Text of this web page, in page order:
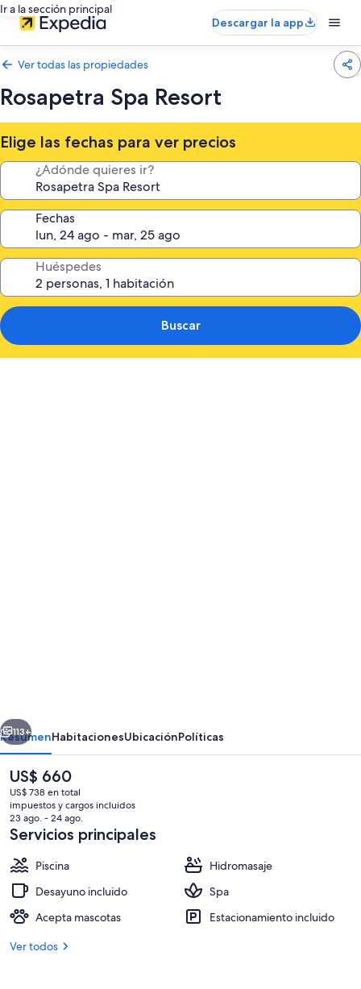
Ir a la sección principal
Descargar la app
Ver todas las propiedades
Rosapetra Spa Resort
Elige las fechas para ver precios
¿Adónde quieres ir?
Fechas
Huéspedes
Buscar
Siguiente
113+
ResumenHabitacionesUbicaciónPolíticas
El
precio
actual
es
de
US$ 660
US$ 738 en total
impuestos y cargos incluidos
23 ago. - 24 ago.
Servicios principales
Piscina
Hidromasaje
Desayuno incluido
Spa
Acepta mascotas
Estacionamiento incluido
Ver todos